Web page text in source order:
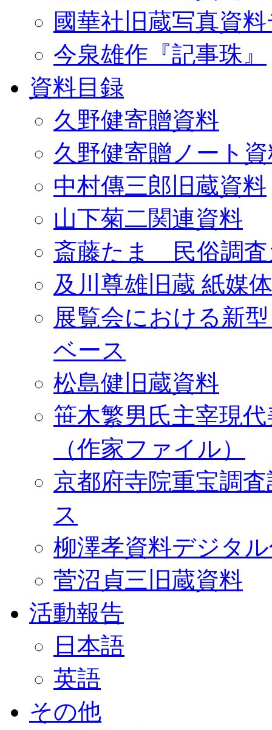
國華社旧蔵写真資
今泉雄作『記事珠』
資料目録
久野健寄贈資料
久野健寄贈ノート
中村傳三郎旧蔵資料
山下菊二関連資料
斎藤たま 民俗調査
及川尊雄旧蔵 紙媒
展覧会における新
ベース
松島健旧蔵資料
笹木繁男氏主宰現
（作家ファイル）
京都府寺院重宝調
ス
柳澤孝資料デジタ
菅沼貞三旧蔵資料
活動報告
日本語
英語
その他